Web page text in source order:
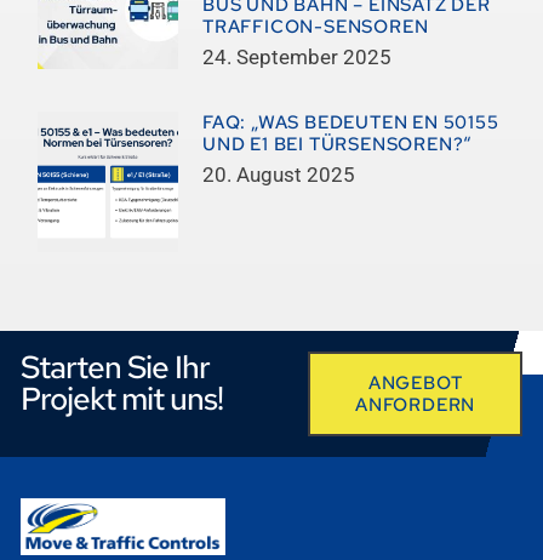
BUS UND BAHN – EINSATZ DER
TRAFFICON-SENSOREN
24. September 2025
FAQ: „WAS BEDEUTEN EN 50155
UND E1 BEI TÜRSENSOREN?“
20. August 2025
Starten Sie Ihr
Projekt mit uns!
ANGEBOT
ANFORDERN